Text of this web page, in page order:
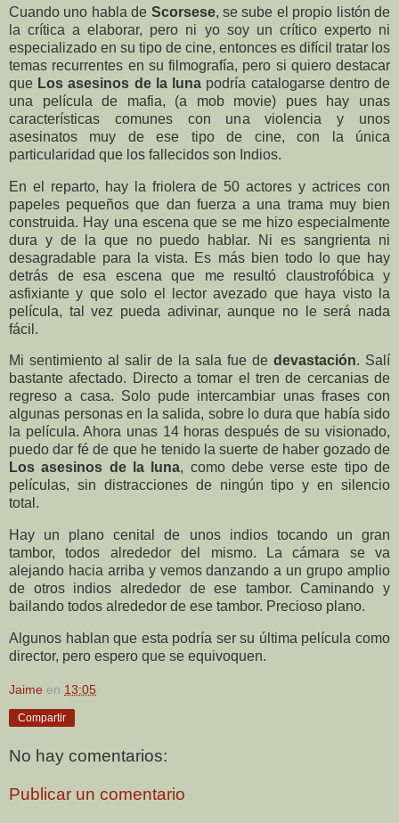
Cuando uno habla de Scorsese, se sube el propio listón de
la crítica a elaborar, pero ni yo soy un crítico experto ni
especializado en su tipo de cine, entonces es difícil tratar los
temas recurrentes en su filmografía, pero si quiero destacar
que Los asesinos de la luna podría catalogarse dentro de
una película de mafia, (a mob movie) pues hay unas
características comunes con una violencia y unos
asesinatos muy de ese tipo de cine, con la única
particularidad que los fallecidos son Indios.
En el reparto, hay la friolera de 50 actores y actrices con
papeles pequeños que dan fuerza a una trama muy bien
construida. Hay una escena que se me hizo especialmente
dura y de la que no puedo hablar. Ni es sangrienta ni
desagradable para la vista. Es más bien todo lo que hay
detrás de esa escena que me resultó claustrofóbica y
asfixiante y que solo el lector avezado que haya visto la
película, tal vez pueda adivinar, aunque no le será nada
fácil.
Mi sentimiento al salir de la sala fue de devastación. Salí
bastante afectado. Directo a tomar el tren de cercanias de
regreso a casa. Solo pude intercambiar unas frases con
algunas personas en la salida, sobre lo dura que había sido
la película. Ahora unas 14 horas después de su visionado,
puedo dar fé de que he tenido la suerte de haber gozado de
Los asesinos de la luna, como debe verse este tipo de
películas, sin distracciones de ningún tipo y en silencio
total.
Hay un plano cenital de unos indios tocando un gran
tambor, todos alrededor del mismo. La cámara se va
alejando hacia arriba y vemos danzando a un grupo amplio
de otros indios alrededor de ese tambor. Caminando y
bailando todos alrededor de ese tambor. Precioso plano.
Algunos hablan que esta podría ser su última película como
director, pero espero que se equivoquen.
Jaime en 13:05
Compartir
No hay comentarios:
Publicar un comentario